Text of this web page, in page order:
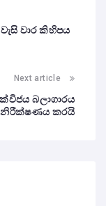
වාර කිහිපය
Next article
බලාගාරය
නිරීක්ෂණය කරයි